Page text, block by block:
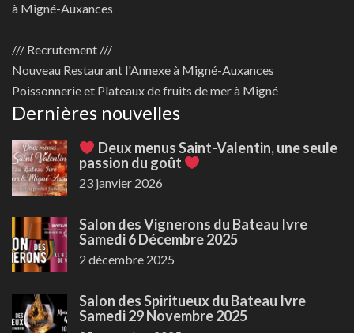
à Migné-Auxances
/// Recrutement ///
Nouveau Restaurant l'Annexe à Migné-Auxances
Poissonnerie et Plateaux de fruits de mer à Migné
Dernières nouvelles
Deux menus Saint-Valentin, une seule
passion du goût
23 janvier 2026
Salon des Vignerons du Bateau Ivre
Samedi 6 Décembre 2025
2 décembre 2025
Salon des Spiritueux du Bateau Ivre
Samedi 29 Novembre 2025